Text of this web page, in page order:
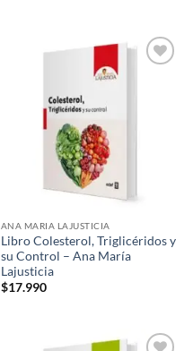
ANA MARIA LAJUSTICIA
Libro Colesterol, Triglicéridos y
su Control – Ana María
Lajusticia
$17.990